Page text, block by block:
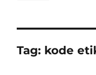
Tag: kode